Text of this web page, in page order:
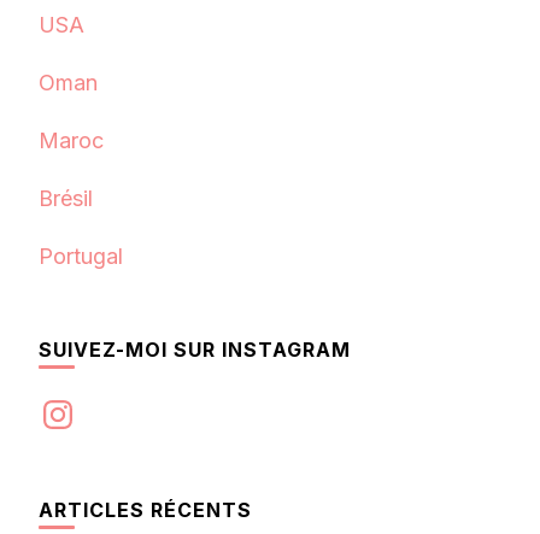
USA
Oman
Maroc
Brésil
Portugal
SUIVEZ-MOI SUR INSTAGRAM
Instagram
ARTICLES RÉCENTS